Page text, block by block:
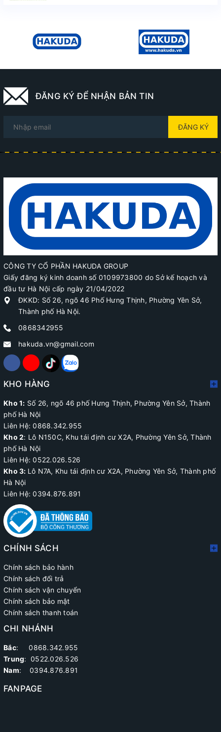
ĐĂNG KÝ ĐỂ NHẬN BẢN TIN
ĐĂNG KÝ
CÔNG TY CỔ PHẦN HAKUDA GROUP
Giấy đăng ký kinh doanh số 0109973800 do Sở kế hoạch và
đầu tư Hà Nội cấp ngày 21/04/2022
ĐKKD: Số 26, ngõ 46 Phố Hưng Thịnh, Phường Yên Sở,
Thành phố Hà Nội.
0868342955
hakuda.vn@gmail.com
KHO HÀNG
Kho 1: Số 26, ngõ 46 phố Hưng Thịnh, Phường Yên Sở, Thành
phố Hà Nội
Liên Hệ: 0868.342.955
Kho 2: Lô N150C, Khu tái định cư X2A, Phường Yên Sở, Thành
phố Hà Nội
Liên Hệ:0522.026.526
Kho 3: Lô N7A, Khu tái định cư X2A, Phường Yên Sở, Thành phố
Hà Nội
Liên Hệ: 0394.876.891
CHÍNH SÁCH
Chính sách bảo hành
Chính sách đổi trả
Chính sách vận chuyển
Chính sách bảo mật
Chính sách thanh toán
CHI NHÁNH
Bắc: 0868.342.955
Trung: 0522.026.526
Nam: 0394.876.891
FANPAGE